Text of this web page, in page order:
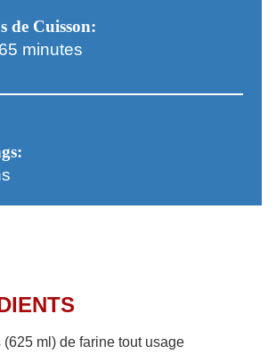
de Cuisson:
minutes
(625 ml) de farine tout usage